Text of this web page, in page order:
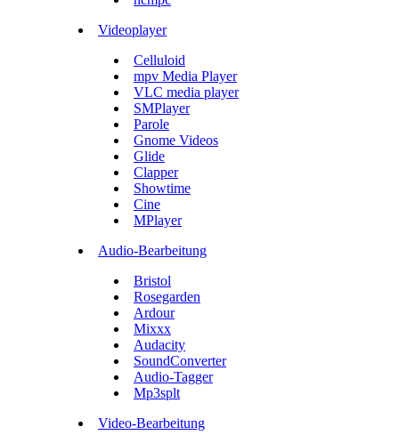
Videoplayer
Celluloid
mpv Media Player
VLC media player
SMPlayer
Parole
Gnome Videos
Glide
Clapper
Showtime
Cine
MPlayer
Audio-Bearbeitung
Bristol
Rosegarden
Ardour
Mixxx
Audacity
SoundConverter
Audio-Tagger
Mp3splt
Video-Bearbeitung